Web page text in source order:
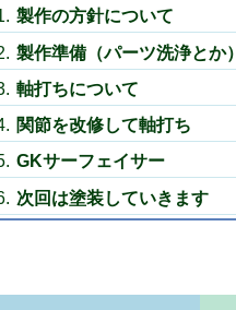
製作の方針について
製作準備（パーツ洗浄とか）
軸打ちについて
関節を改修して軸打ち
GKサーフェイサー
次回は塗装していきます